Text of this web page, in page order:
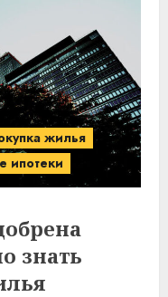
жилья
ипотеки
знать